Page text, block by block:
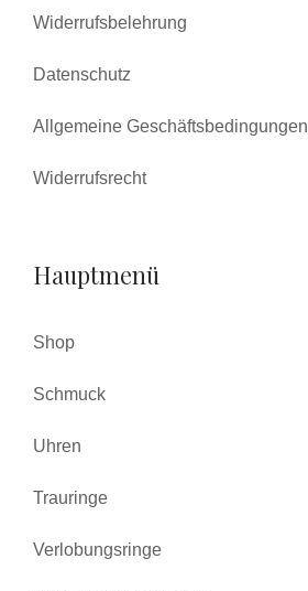
Widerrufsbelehrung
Datenschutz
Allgemeine Geschäftsbedingungen
Widerrufsrecht
Hauptmenü
Shop
Schmuck
Uhren
Trauringe
Verlobungsringe